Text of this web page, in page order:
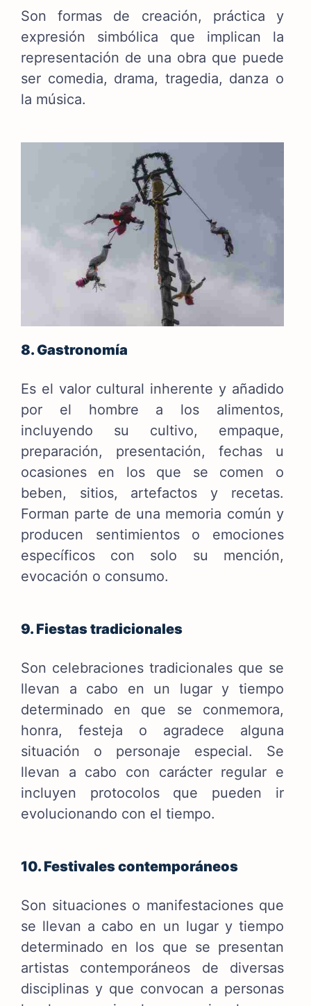
Son formas de creación, práctica y
expresión simbólica que implican la
representación de una obra que puede
ser comedia, drama, tragedia, danza o
la música.
8. Gastronomía
Es el valor cultural inherente y añadido
por el hombre a los alimentos,
incluyendo su cultivo, empaque,
preparación, presentación, fechas u
ocasiones en los que se comen o
beben, sitios, artefactos y recetas.
Forman parte de una memoria común y
producen sentimientos o emociones
específicos con solo su mención,
evocación o consumo.
9. Fiestas tradicionales
Son celebraciones tradicionales que se
llevan a cabo en un lugar y tiempo
determinado en que se conmemora,
honra, festeja o agradece alguna
situación o personaje especial. Se
llevan a cabo con carácter regular e
incluyen protocolos que pueden ir
evolucionando con el tiempo.
10. Festivales contemporáneos
Son situaciones o manifestaciones que
se llevan a cabo en un lugar y tiempo
determinado en los que se presentan
artistas contemporáneos de diversas
disciplinas y que convocan a personas